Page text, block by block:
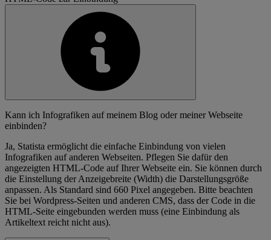
Kann ich Infografiken auf meinem Blog oder meiner Webseite
einbinden?
Ja, Statista ermöglicht die einfache Einbindung von vielen
Infografiken auf anderen Webseiten. Pflegen Sie dafür den
angezeigten HTML-Code auf Ihrer Webseite ein. Sie können durch
die Einstellung der Anzeigebreite (Width) die Darstellungsgröße
anpassen. Als Standard sind 660 Pixel angegeben. Bitte beachten
Sie bei Wordpress-Seiten und anderen CMS, dass der Code in die
HTML-Seite eingebunden werden muss (eine Einbindung als
Artikeltext reicht nicht aus).